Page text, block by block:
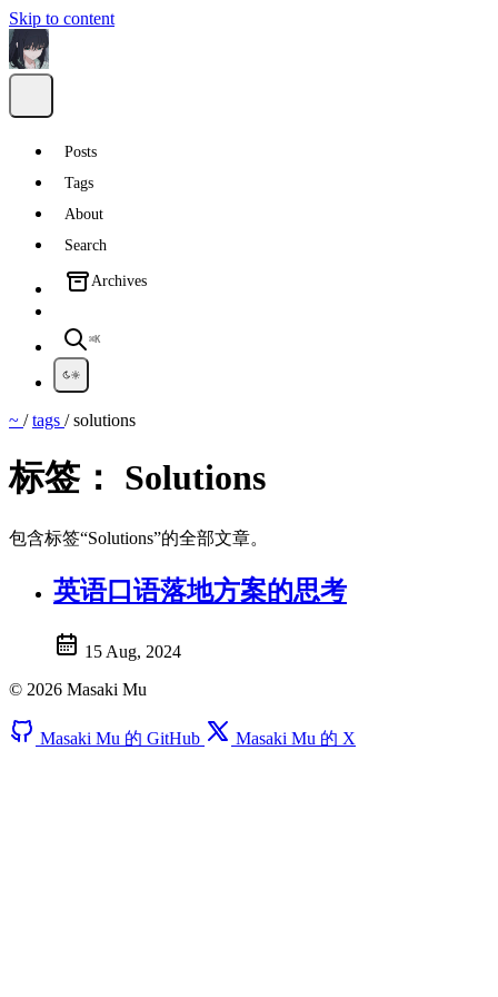
Skip to content
Posts
Tags
About
Search
Archives
⌘K
~ /tags /solutions
标签： Solutions
包含标签“Solutions”的全部文章。
英语口语落地方案的思考
15 Aug, 2024
© 2026 Masaki Mu
Masaki Mu 的 GitHub Masaki Mu 的 X